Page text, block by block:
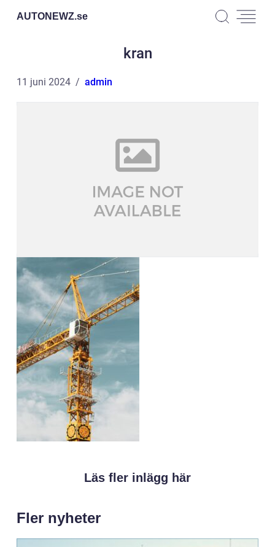
AUTONEWZ.se
kran
11 juni 2024 admin
Läs fler inlägg här
Fler nyheter